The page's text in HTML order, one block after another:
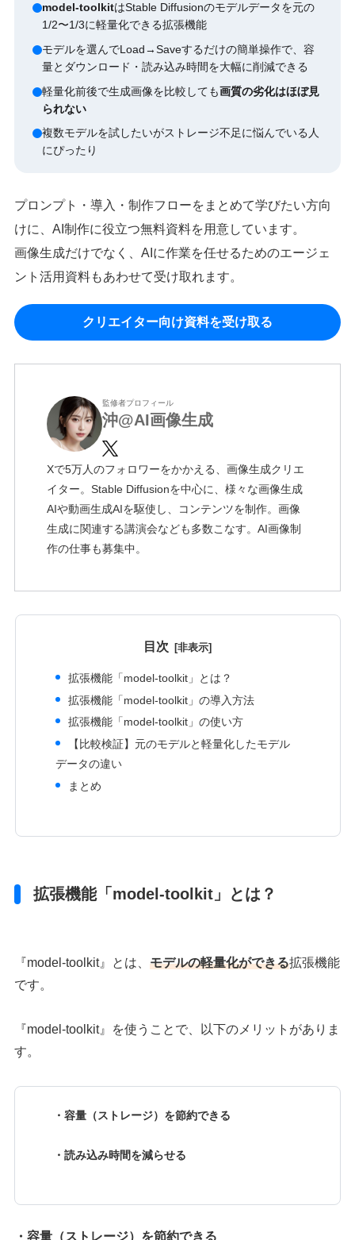
model-toolkitはStable Diffusionのモデルデータを元の
1/2〜1/3に軽量化できる拡張機能
モデルを選んでLoad→Saveするだけの簡単操作で、容
量とダウンロード・読み込み時間を大幅に削減できる
軽量化前後で生成画像を比較しても画質の劣化はほぼ見
られない
複数モデルを試したいがストレージ不足に悩んでいる人
にぴったり
プロンプト・導入・制作フローをまとめて学びたい方向
けに、AI制作に役立つ無料資料を用意しています。
画像生成だけでなく、AIに作業を任せるためのエージェ
ント活用資料もあわせて受け取れます。
クリエイター向け資料を受け取る
監修者プロフィール
沖@AI画像生成
Xで5万人のフォロワーをかかえる、画像生成クリエ
イター。Stable Diffusionを中心に、様々な画像生成
AIや動画生成AIを駆使し、コンテンツを制作。画像
生成に関連する講演会なども多数こなす。AI画像制
作の仕事も募集中。
目次
拡張機能「model-toolkit」とは？
拡張機能「model-toolkit」の導入方法
拡張機能「model-toolkit」の使い方
【比較検証】元のモデルと軽量化したモデル
データの違い
まとめ
拡張機能「model-toolkit」とは？
『model-toolkit』とは、モデルの軽量化ができる拡張機能
です。
『model-toolkit』を使うことで、以下のメリットがありま
す。
・容量（ストレージ）を節約できる
・読み込み時間を減らせる
・容量（ストレージ）を節約できる